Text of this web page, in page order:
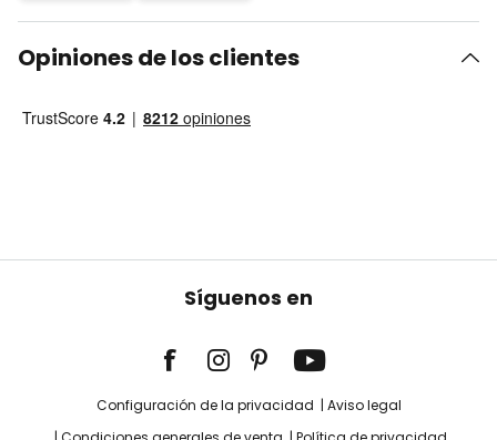
Opiniones de los clientes
Síguenos en
Configuración de la privacidad
Aviso legal